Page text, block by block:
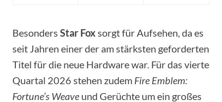
Besonders Star Foxsorgt für Aufsehen, da es
seit Jahren einer der am stärksten geforderten
Titel für die neue Hardware war. Für das vierte
Quartal 2026 stehen zudem Fire Emblem:
Fortune’s Weave und Gerüchte um ein großes